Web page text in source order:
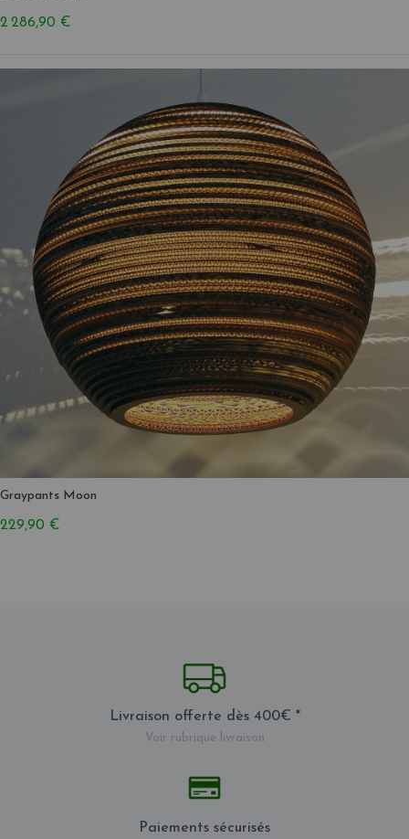
2 286,90 €
Graypants Moon
229,90 €
Livraison offerte dès 400€ *
Voir rubrique livraison
Paiements sécurisés